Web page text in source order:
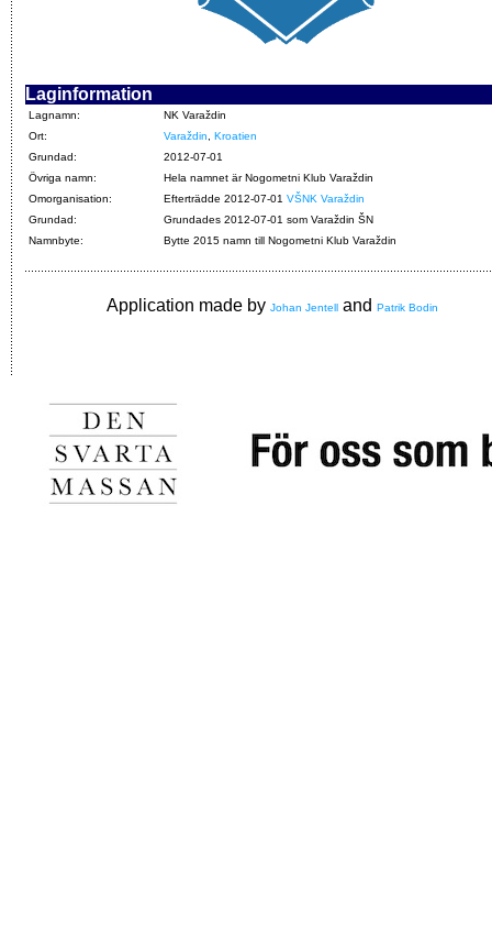
Laginformation
Lagnamn:
NK Varaždin
Ort:
Varaždin
Kroatien
Grundad:
2012-07-01
Övriga namn:
Hela namnet är Nogometni Klub Varaždin
Omorganisation:
Efterträdde 2012-07-01 VŠNK Varaždin
Grundad:
Grundades 2012-07-01 som Varaždin ŠN
Namnbyte:
Bytte 2015 namn till Nogometni Klub Varaždin
Application made by Johan Jentell and Patrik Bodin